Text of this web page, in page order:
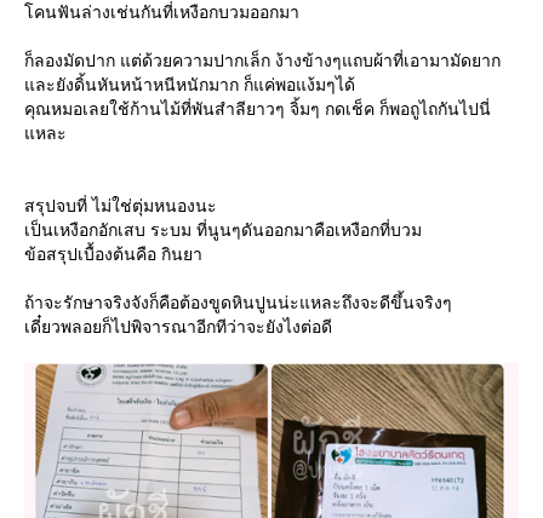
คนฟันล่างเช่นกันที่เหงือกบวมออกมา
ก็ลองมัดปาก แต่ด้วยความปากเล็ก ง้างข้างๆแถบผ้าที่เอามามัดยาก
ละยังดิ้นหันหน้าหนีหนักมาก ก็แค่พอแง้มๆได้
คุณหมอเลยใช้ก้านไม้ที่พันสำลียาวๆ จิ้มๆ กดเช็ค ก็พอถูไถกันไปนี่
หละ
สรุปจบที่ ไม่ใช่ตุ่มหนองนะ
เป็นเหงือกอักเสบ ระบม ที่นูนๆดันออกมาคือเหงือกที่บวม
ข้อสรุปเบื้องต้นคือ กินยา
ถ้าจะรักษาจริงจังก็คือต้องขูดหินปูนน่ะแหละถึงจะดีขึ้นจริงๆ
เดี๋ยวพลอยก็ไปพิจารณาอีกทีว่าจะยังไงต่อดี